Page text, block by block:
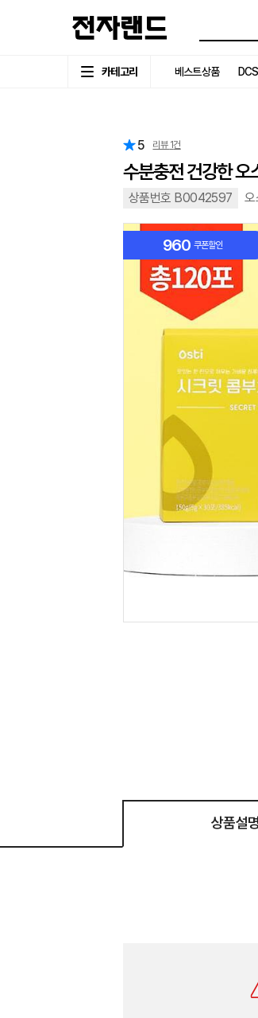
카테고리 베스트상품 DCS
5 리뷰 1건
수분충전 건강한
상품번호 B0042597 오
960 쿠폰할인
상품설명